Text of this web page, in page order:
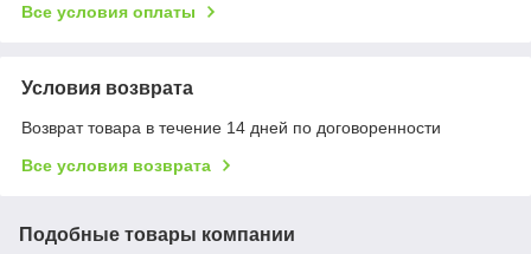
Все условия оплаты
Условия возврата
Возврат товара в течение 14 дней по договоренности
Все условия возврата
Подобные товары компании